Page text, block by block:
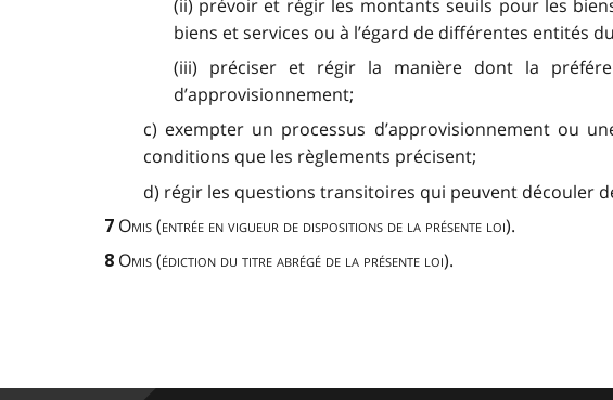
(ii) prévoir et régir les montants seuils pour les
biens et services ou à l’égard de différentes entités
(iii) préciser et régir la manière dont la
d’approvisionnement;
c) exempter un processus d’approvisionnement ou
conditions que les règlements précisent;
d) régir les questions transitoires qui peuvent découler
7 Omis(entrée en vigueur de dispositions de la présente loi).
8 Omis (édiction du titre abrégé de la présente loi).